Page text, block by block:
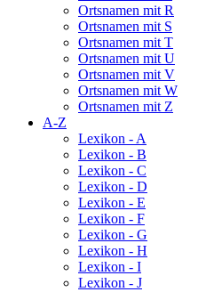
Ortsnamen mit R
Ortsnamen mit S
Ortsnamen mit T
Ortsnamen mit U
Ortsnamen mit V
Ortsnamen mit W
Ortsnamen mit Z
A-Z
Lexikon - A
Lexikon - B
Lexikon - C
Lexikon - D
Lexikon - E
Lexikon - F
Lexikon - G
Lexikon - H
Lexikon - I
Lexikon - J